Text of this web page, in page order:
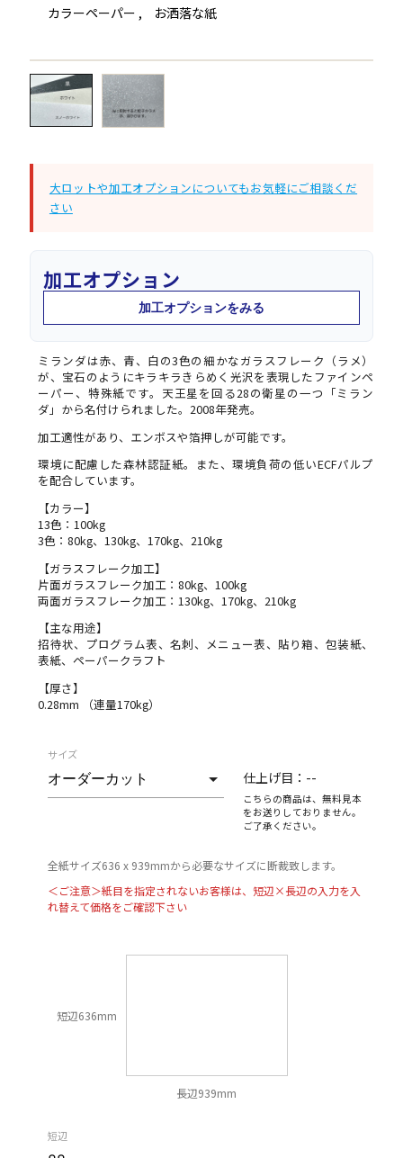
カラーペーパー , お洒落な紙
← →
大ロットや加工オプションについてもお気軽にご相談くだ
さい
加工オプション
加工オプションをみる
ミランダは赤、青、白の3色の細かなガラスフレーク（ラメ）
が、宝石のようにキラキラきらめく光沢を表現したファインペ
ーパー、特殊紙です。天王星を回る28の衛星の一つ「ミラン
ダ」から名付けられました。2008年発売。
加工適性があり、エンボスや箔押しが可能です。
環境に配慮した森林認証紙。また、環境負荷の低いECFパルプ
を配合しています。
【カラー】
13色：100kg
3色：80kg、130kg、170kg、210kg
【ガラスフレーク加工】
片面ガラスフレーク加工：80kg、100kg
両面ガラスフレーク加工：130kg、170kg、210kg
【主な用途】
招待状、プログラム表、名刺、メニュー表、貼り箱、包装紙、
表紙、ペーパークラフト
【厚さ】
0.28mm （連量170kg）
サイズ
仕上げ目： --
こちらの商品は、無料見本
をお送りしておりません。
ご了承ください。
全紙サイズ636 x 939mmから必要なサイズに断裁致します。
＜ご注意＞紙目を指定されないお客様は、短辺×長辺の入力を入
れ替えて価格をご確認下さい
短辺636mm
長辺939mm
短辺